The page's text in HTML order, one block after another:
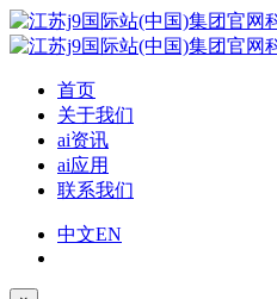
首页
关于我们
ai资讯
ai应用
联系我们
中文EN